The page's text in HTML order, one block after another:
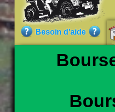
Besoin d'aide
Sans